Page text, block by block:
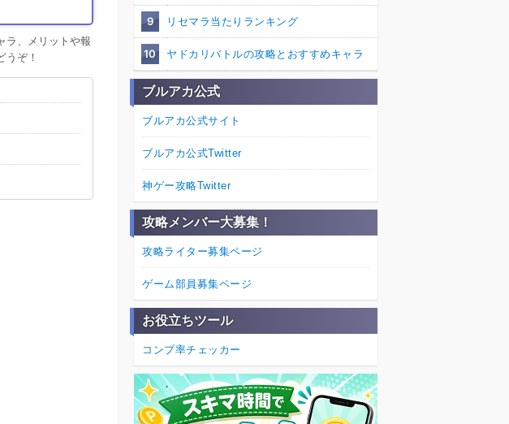
ラ、メリットや報
うぞ！
9 リセマラ当たりランキング
10 ヤドカリバトルの攻略とおすすめキャラ
ブルアカ公式
ブルアカ公式サイト
ブルアカ公式Twitter
神ゲー攻略Twitter
攻略メンバー大募集！
攻略ライター募集ページ
ゲーム部員募集ページ
お役立ちツール
コンプ率チェッカー